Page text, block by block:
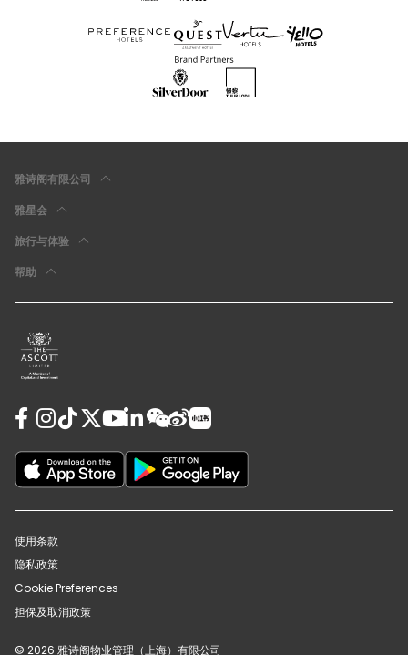
雅诗阁有限公司
雅星会
旅行与体验
帮助
使用条款
隐私政策
Cookie Preferences
担保及取消政策
© 2026 雅诗阁物业管理（上海）有限公司